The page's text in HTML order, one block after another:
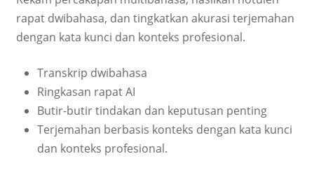
rapat dwibahasa, dan tingkatkan akurasi terjemahan
dengan kata kunci dan konteks profesional.
Transkrip dwibahasa
Ringkasan rapat AI
Butir-butir tindakan dan keputusan penting
Terjemahan berbasis konteks dengan kata kunci
dan konteks profesional.